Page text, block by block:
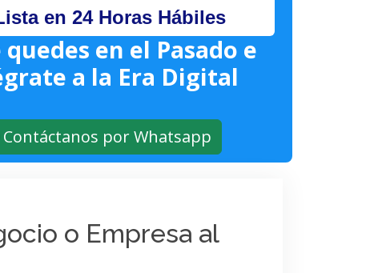
en 24 Horas Hábiles
en el Pasado e
a la Era Digital
Contáctanos por Whatsapp
o Empresa al